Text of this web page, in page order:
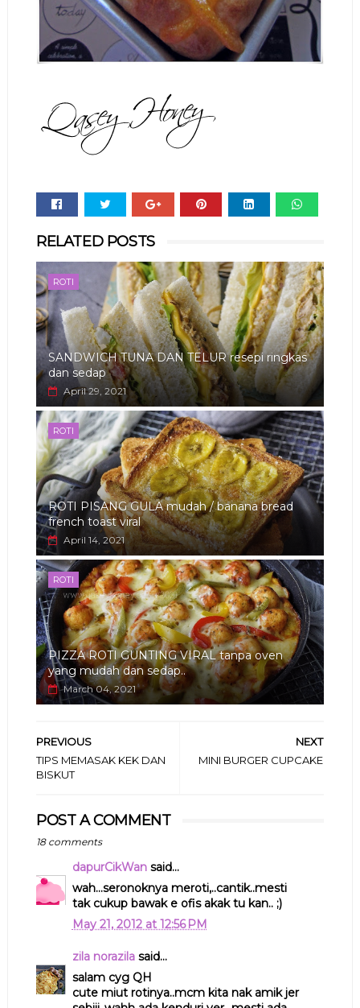
RELATED POSTS
ROTI
SANDWICH TUNA DAN TELUR resepi ringkas
dan sedap
April 29, 2021
ROTI
ROTI PISANG GULA mudah / banana bread
french toast viral
April 14, 2021
ROTI
PIZZA ROTI GUNTING VIRAL tanpa oven
yang mudah dan sedap..
March 04, 2021
NEXT
MINI BURGER CUPCAKE
PREVIOUS
TIPS MEMASAK KEK DAN
BISKUT
POST A COMMENT
18 comments
dapurCikWansaid...
wah...seronoknya meroti,..cantik..mesti
tak cukup bawak e ofis akak tu kan.. ;)
May 21, 2012 at 12:56 PM
zila norazilasaid...
salam cyg QH
cute miut rotinya..mcm kita nak amik jer